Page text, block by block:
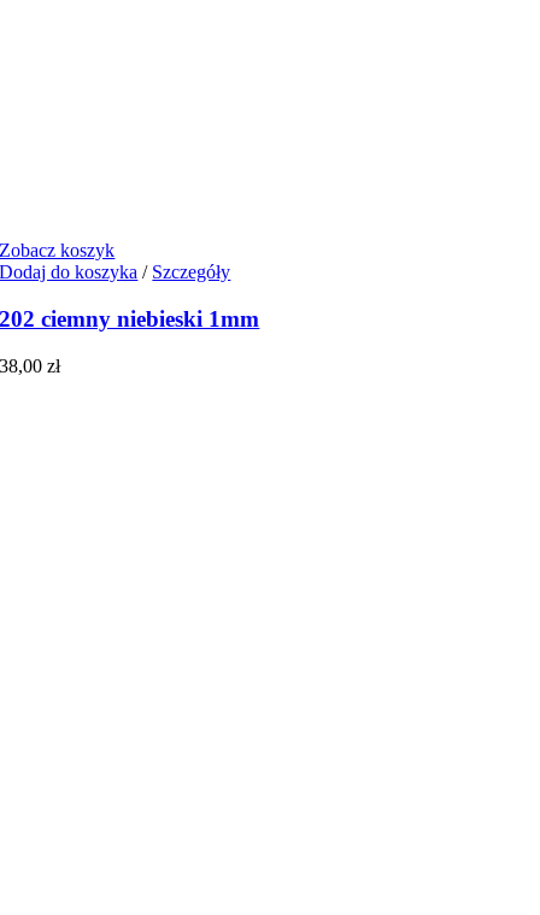
Zobacz koszyk
Dodaj do koszyka / Szczegóły
202 ciemny niebieski 1mm
38,00zł